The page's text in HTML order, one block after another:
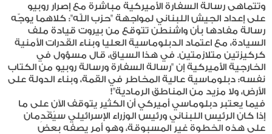
وتتماهى رسالة السفارة الأميركية مباشرة مع إصرار روبيو
على إعداد الجيش اللبناني لمواجهة "حزب اللّه": كلاهما يوجّه
رسالة مفادها بأن واشنطن تتوقع من بيروت قيادة ملف
السيادة، مع اعتماد الدبلوماسية العليا وبناء القدرات الأمنية
كركيزتين متلازمتين. في هذا السياق، قال مسؤول في
الخارجية الأميركية إن "رسالة السفارة ورسالة روبيو من الكتاب
نفسه: دبلوماسية عالية المخاطر في القمة، وبناء الدولة على
الأرض، ولا مزيد من المناطق الرمادية"!
فيما يعتبر دبلوماسي أميركي أن الكثير يتوقف الآن على ما
إذا كان الرئيس اللبناني ورئيس الوزراء الإسرائيلي سيُقْدِمان
على هذه الخطوة غير المسبوقة، وهو أمر يصفه بعض